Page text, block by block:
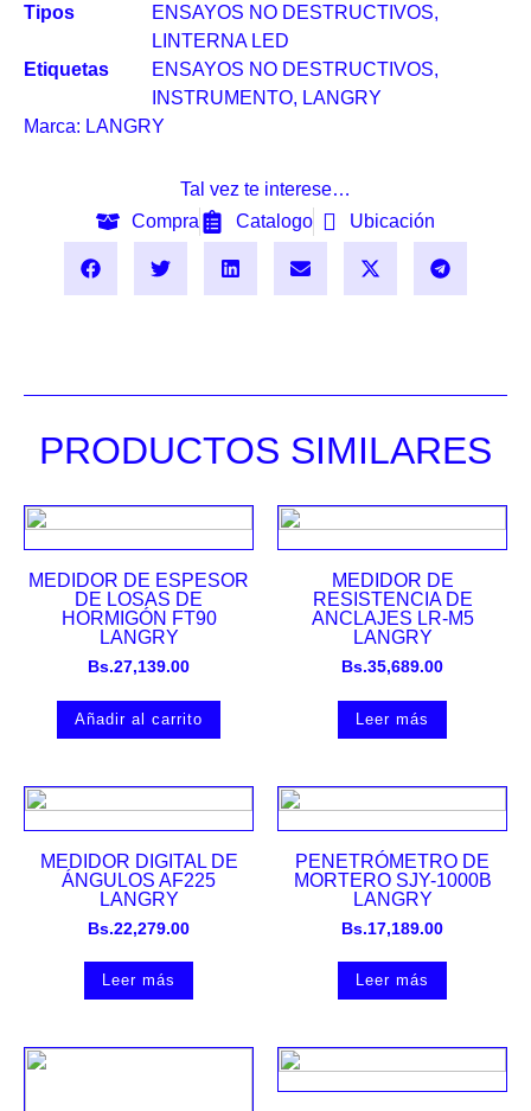
Tipos
ENSAYOS NO DESTRUCTIVOS,
LINTERNA LED
Etiquetas
ENSAYOS NO DESTRUCTIVOS,
INSTRUMENTO, LANGRY
Marca: LANGRY
Tal vez te interese…
Compra
Catalogo Ubicación
PRODUCTOS SIMILARES
MEDIDOR DE ESPESOR
DE LOSAS DE
HORMIGÓN FT90
LANGRY
Bs.27,139.00
Añadir al carrito
MEDIDOR DE
RESISTENCIA DE
ANCLAJES LR-M5
LANGRY
Bs.35,689.00
Leer más
MEDIDOR DIGITAL DE
ÁNGULOS AF225
LANGRY
Bs.22,279.00
Leer más
PENETRÓMETRO DE
MORTERO SJY-1000B
LANGRY
Bs.17,189.00
Leer más